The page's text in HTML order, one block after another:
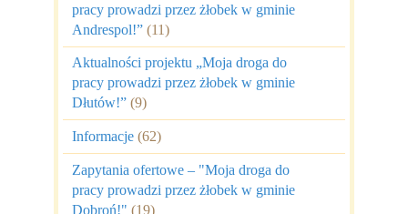
pracy prowadzi przez żłobek w gminie
Andrespol!” (11)
Aktualności projektu „Moja droga do
pracy prowadzi przez żłobek w gminie
Dłutów!” (9)
Informacje (62)
Zapytania ofertowe – "Moja droga do
pracy prowadzi przez żłobek w gminie
Dobroń!" (19)